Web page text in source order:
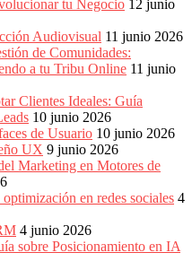
tu Negocio 12 junio
Audiovisual 11 junio 2026
de Comunidades:
a tu Tribu Online 11 junio
Clientes Ideales: Guía
10 junio 2026
de Usuario 10 junio 2026
UX 9 junio 2026
Marketing en Motores de
en redes sociales 4
4 junio 2026
sobre Posicionamiento en IA